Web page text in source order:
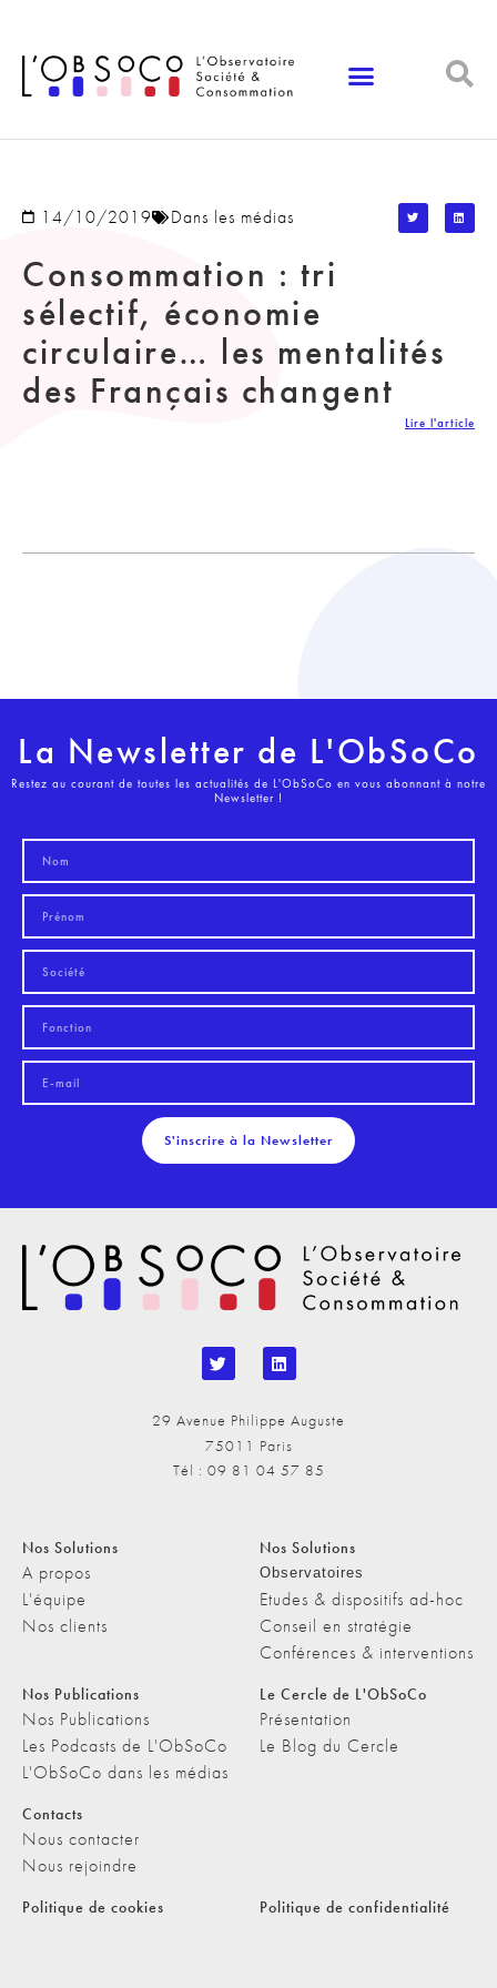
14/10/2019 Dans les médias
Consommation : tri
sélectif, économie
circulaire… les mentalités
des Français changent
Lire l'article
La Newsletter de L'ObSoCo
Restez au courant de toutes les actualités de L'ObSoCo en vous abonnant à notre
Newsletter !
S'inscrire à la Newsletter
29 Avenue Philippe Auguste
75011 Paris
Tél : 09 81 04 57 85
Nos Solutions
A propos
L'équipe
Nos clients
Nos Solutions
Observatoires
Etudes & dispositifs ad-hoc
Conseil en stratégie
Conférences & interventions
Nos Publications
Nos Publications
Les Podcasts de L'ObSoCo
L'ObSoCo dans les médias
Le Cercle de L'ObSoCo
Présentation
Le Blog du Cercle
Contacts
Nous contacter
Nous rejoindre
Politique de cookies Politique de confidentialité